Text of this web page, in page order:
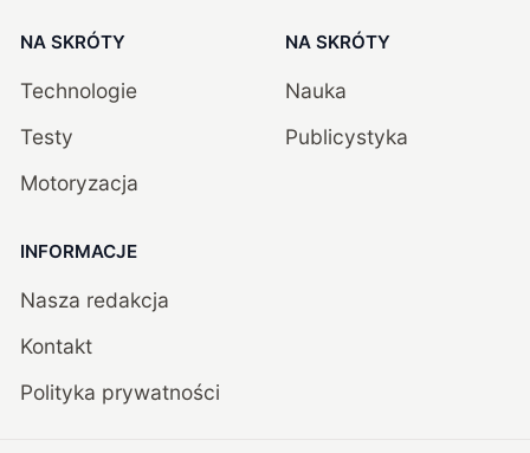
NA SKRÓTY
Technologie
Testy
Motoryzacja
NA SKRÓTY
Nauka
Publicystyka
INFORMACJE
Nasza redakcja
Kontakt
Polityka prywatności